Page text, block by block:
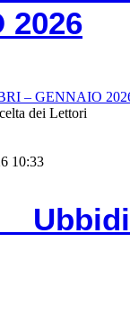
2026
dei Lettori
10:33